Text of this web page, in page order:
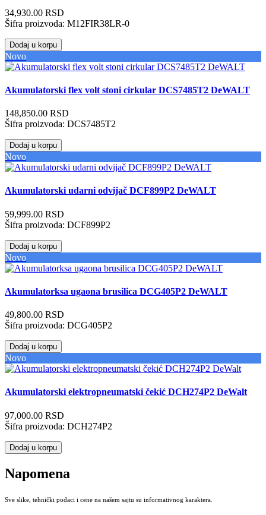
34,930.00 RSD
Šifra proizvoda: M12FIR38LR-0
Dodaj u korpu
Novo
Akumulatorski flex volt stoni cirkular DCS7485T2 DeWALT
148,850.00 RSD
Šifra proizvoda: DCS7485T2
Dodaj u korpu
Novo
Akumulatorski udarni odvijač DCF899P2 DeWALT
59,999.00 RSD
Šifra proizvoda: DCF899P2
Dodaj u korpu
Novo
Akumulatorksa ugaona brusilica DCG405P2 DeWALT
49,800.00 RSD
Šifra proizvoda: DCG405P2
Dodaj u korpu
Novo
Akumulatorski elektropneumatski čekić DCH274P2 DeWalt
97,000.00 RSD
Šifra proizvoda: DCH274P2
Dodaj u korpu
Napomena
Sve slike, tehnički podaci i cene na našem sajtu su informativnog karaktera.